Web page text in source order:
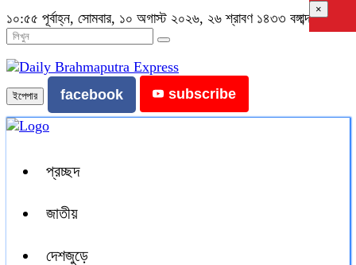
১০:৫৫ পূর্বাহ্ন, সোমবার, ১০ অগাস্ট ২০২৬, ২৬ শ্রাবণ ১৪৩৩ বঙ্গাব্দ
ইপেপার facebook subscribe
প্রচ্ছদ
জাতীয়
দেশজুড়ে
×